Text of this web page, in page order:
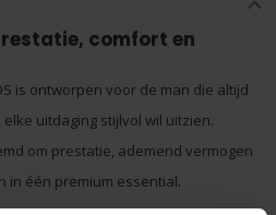
comfort en
is ontworpen voor de man die altijd
uitdaging stijlvol wil uitzien.
om prestatie, ademend vermogen
in één premium essential.